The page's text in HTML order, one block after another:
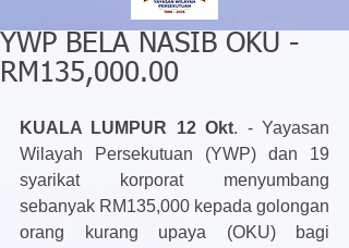
YWP BELA NASIB OKU -
RM135,000.00
KUALA LUMPUR 12 Okt. - Yayasan
Wilayah Persekutuan (YWP) dan 19
syarikat korporat menyumbang
sebanyak RM135,000 kepada golongan
orang kurang upaya (OKU) bagi